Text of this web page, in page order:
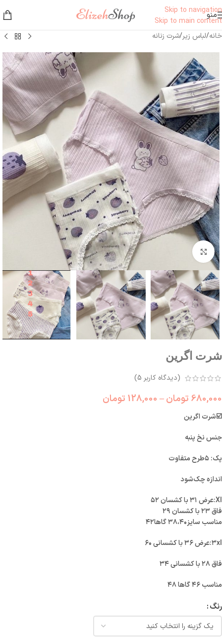
Skip to navigation
Skip to main content
منو
خانه/لباس زیر/شرت زنانه
بزرگنمایی تصویر
شرت اگرین
(دیدگاه کاربر 5
)
680,000 تومان–
128,000 تومان
☑️شرت اگرین
جنس نخ پنبه
پک: ۵طرح متفاوت
اندازه چک‌شود
Xl:عرض ۳۱ با کشسان ۵۲
فاق ۲۳ با کشسان ۲۹
مناسب سايز٣٨،٤٠ گاها۴۲
۳xl:عرض ۳۶ با کشسانی ۶۰
فاق ۲۸ با کشسانی ۳۴
مناسب ۴۶ گاها ۴۸
رنگ